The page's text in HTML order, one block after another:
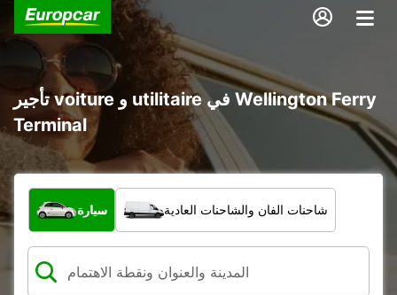
تأجير voiture و utilitaire في Wellington Ferry
Terminal
ما نوع المركبة؟
سيارة شاحنات الفان والشاحنات العادية